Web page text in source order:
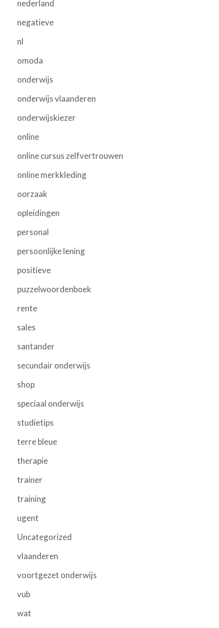
nederland
negatieve
nl
omoda
onderwijs
onderwijs vlaanderen
onderwijskiezer
online
online cursus zelfvertrouwen
online merkkleding
oorzaak
opleidingen
personal
persoonlijke lening
positieve
puzzelwoordenboek
rente
sales
santander
secundair onderwijs
shop
speciaal onderwijs
studietips
terre bleue
therapie
trainer
training
ugent
Uncategorized
vlaanderen
voortgezet onderwijs
vub
wat